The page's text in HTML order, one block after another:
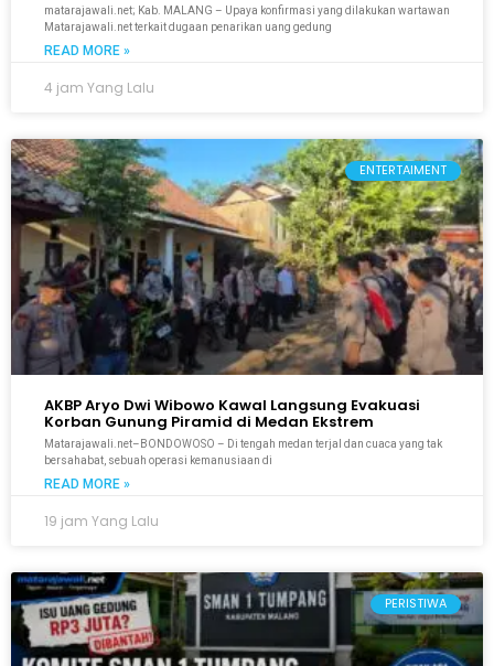
matarajawali.net; Kab. MALANG – Upaya konfirmasi yang dilakukan wartawan
Matarajawali.net terkait dugaan penarikan uang gedung
READ MORE »
4 jam Yang Lalu
ENTERTAIMENT
AKBP Aryo Dwi Wibowo Kawal Langsung Evakuasi
Korban Gunung Piramid di Medan Ekstrem
Matarajawali.net–BONDOWOSO – Di tengah medan terjal dan cuaca yang tak
bersahabat, sebuah operasi kemanusiaan di
READ MORE »
19 jam Yang Lalu
PERISTIWA